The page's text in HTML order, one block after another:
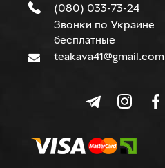
(080) 033-73-24
Звонки по Украине
бесплатные
teakava41@gmail.com